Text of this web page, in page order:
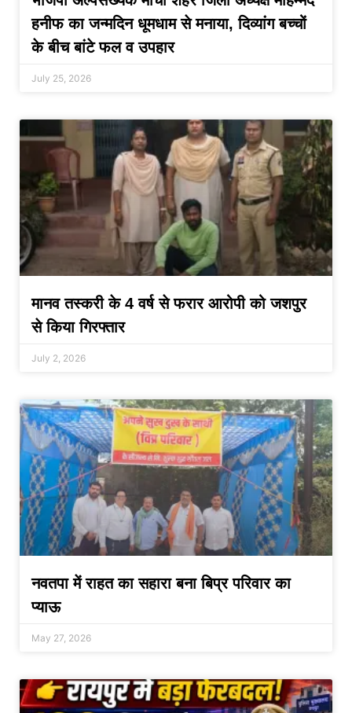
हनीफ का जन्मदिन धूमधाम से मनाया, दिव्यांग बच्चों
के बीच बांटे फल व उपहार
July 25, 2026
मानव तस्करी के 4 वर्ष से फरार आरोपी को जशपुर
से किया गिरफ्तार
July 2, 2026
नवतपा में राहत का सहारा बना बिप्र परिवार का
प्याऊ
May 27, 2026